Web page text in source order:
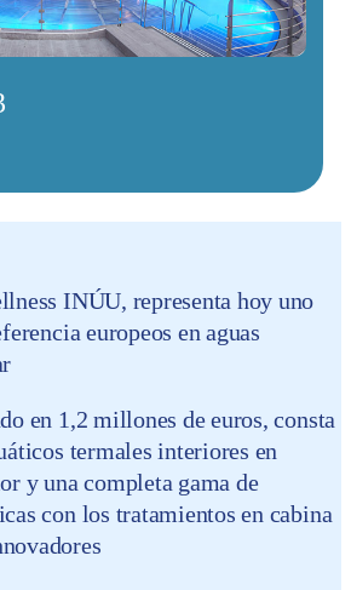
INÚU, representa hoy uno
europeos en aguas
en 1,2 millones de euros, consta
termales interiores en
y una completa gama de
con los tratamientos en cabina